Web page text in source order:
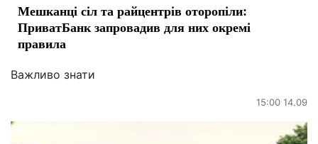
Мешканці сіл та райцентрів оторопіли:
ПриватБанк запровадив для них окремі
правила
Важливо знати
15:00 14.09